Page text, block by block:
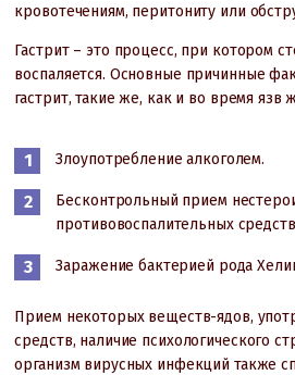
кровотечениям, перитониту или
Гастрит – это процесс, при котором
воспаляется. Основные причинные
гастрит, такие же, как и во время язв
Злоупотребление алкоголем.
Бесконтрольный прием
противовоспалительных
Заражение бактерией рода
Прием некоторых веществ-ядов,
средств, наличие психологического
организм вирусных инфекций также